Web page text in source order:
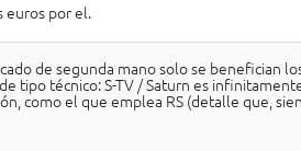
euros por el.
de segunda mano solo se benefician
tipo técnico: S-TV / Saturn es
como el que emplea RS (detalle que,